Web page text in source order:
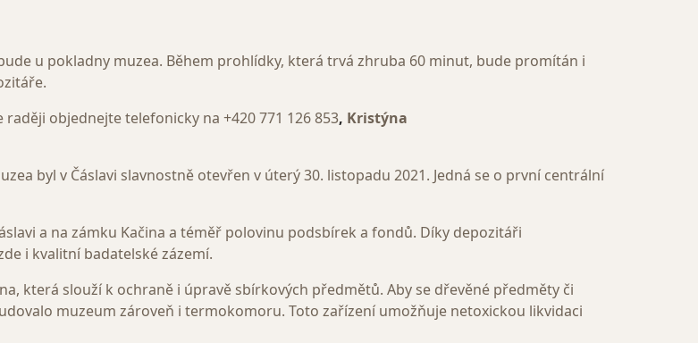
u pokladny muzea. Během prohlídky, která trvá zhruba 60 minut, bude promítán i
raději objednejte telefonicky na +420771 126 853, Kristýna
byl v Čáslavi slavnostně otevřen v úterý 30. listopadu 2021. Jedná se o první centrální
a na zámku Kačina a téměř polovinu podsbírek a fondů. Díky depozitáři
i kvalitní badatelské zázemí.
která slouží k ochraně i úpravě sbírkových předmětů. Aby se dřevěné předměty či
muzeum zároveň i termokomoru. Toto zařízení umožňuje netoxickou likvidaci